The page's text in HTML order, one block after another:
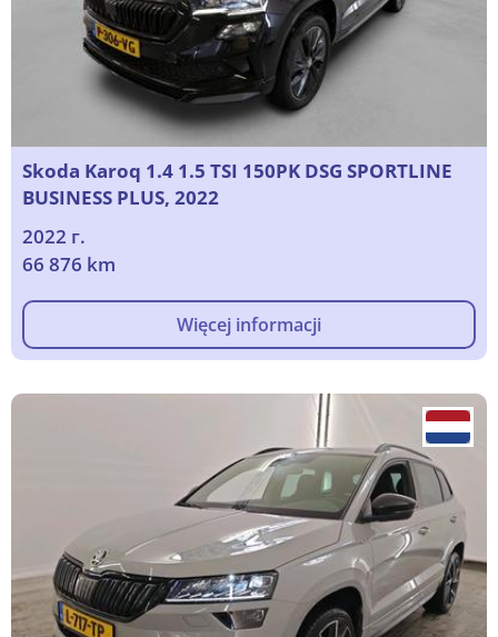
Skoda Karoq 1.4 1.5 TSI 150PK DSG SPORTLINE
BUSINESS PLUS, 2022
2022 г.
66 876 km
Więcej informacji